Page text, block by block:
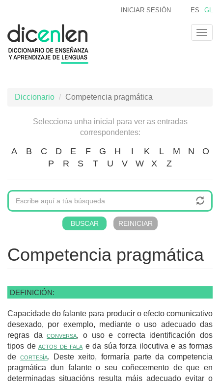
contido
principal
ES GL
INICIAR SESIÓN
Diccionario Competencia pragmática
Selecciona unha inicial para ver as entradas
correspondentes:
A B C D E F G H I K L M N
O
P
R S T U V W X Z
Competencia pragmática
DEFINICIÓN:
Capacidade do falante para producir o efecto comunicativo
desexado, por exemplo, mediante o uso adecuado das
regras daconversa, o uso e correcta identificación dos
tipos de actos de fala e da súa forza ilocutiva e as formas
decortesía. Deste xeito, formaría parte da competencia
pragmática dun falante o seu coñecemento de que en
determinadas situacións resulta máis adecuado evitar o